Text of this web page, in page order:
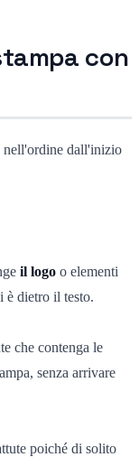
con
nell'ordine dall'inizio
il logo o elementi
è dietro il testo.
che contenga le
senza arrivare
poiché di solito